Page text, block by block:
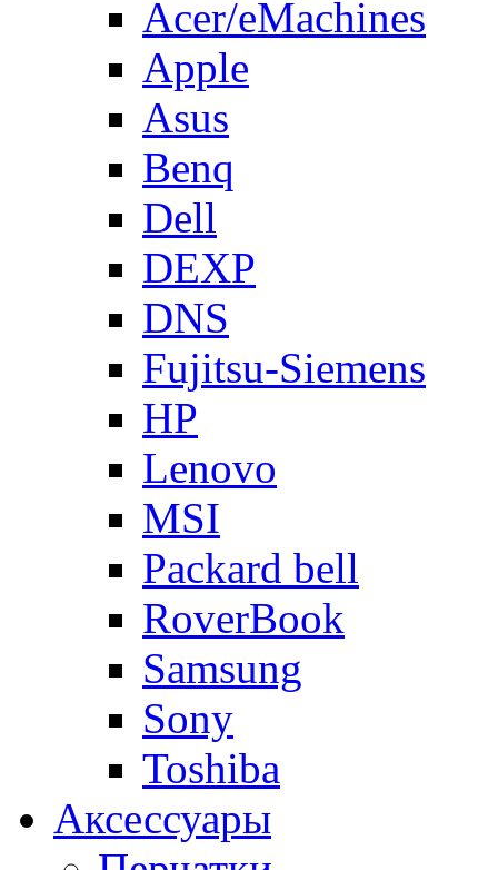
Acer/eMachines
Apple
Asus
Benq
Dell
DEXP
DNS
Fujitsu-Siemens
HP
Lenovo
MSI
Packard bell
RoverBook
Samsung
Sony
Toshiba
Аксессуары